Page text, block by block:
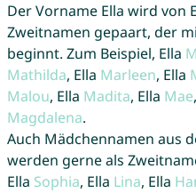
Der Vorname Ella wird von
Zweitnamen gepaart, der
beginnt. Zum Beispiel, Ella
Mathilda, Ella Marleen, Ella
Malou, Ella Madita, Ella Mae
Magdalena.
Auch Mädchennamen aus
werden gerne als
Ella Sophia, Ella Lina, Ella